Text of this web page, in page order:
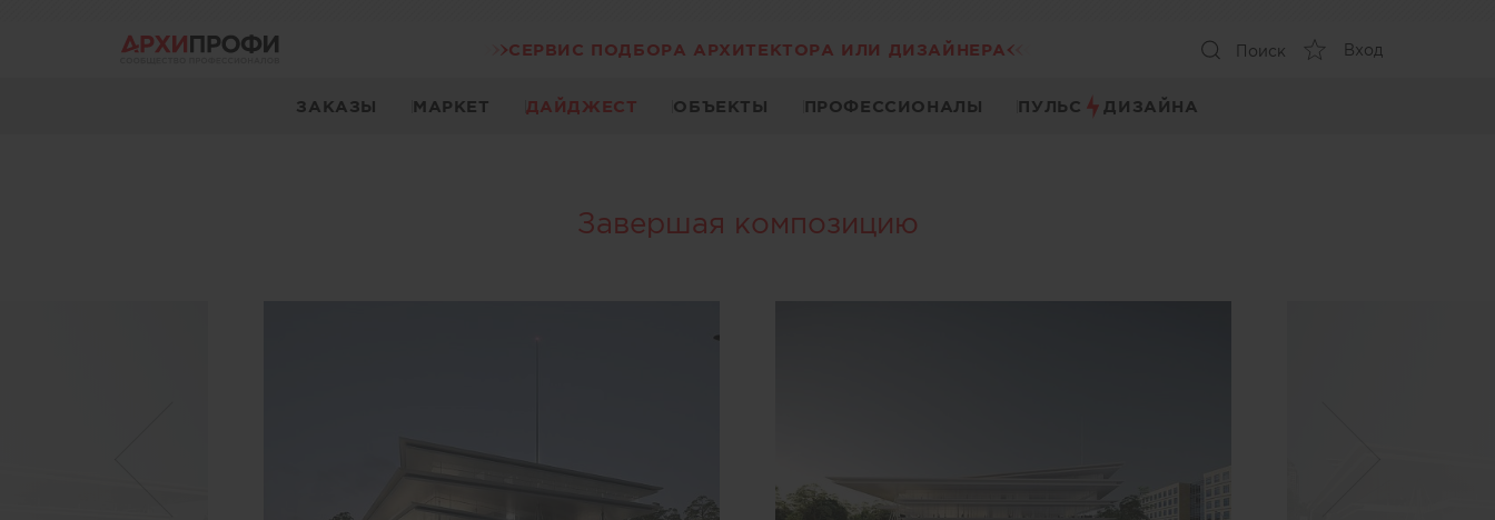
СЕРВИС ПОДБОРА АРХИТЕКТОРА ИЛИ ДИЗАЙНЕРА Поиск Вход
ЗАКАЗЫ МАРКЕТ ДАЙДЖЕСТ ОБЪЕКТЫ ПРОФЕССИОНАЛЫ ПУЛЬС ДИЗАЙНА
Завершая композицию